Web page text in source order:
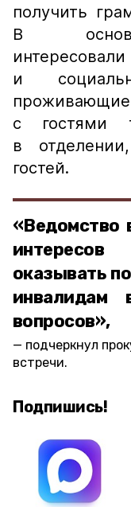
получить
В
и
с гостями
в
гостей.
«Ведомство
оказывать
инвалидам
вопросов»,
подчеркнул
встречи.
Подпишись!